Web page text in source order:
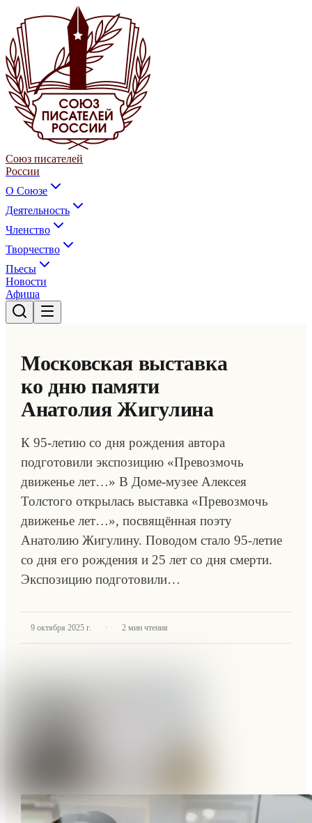
Союз писателей
России
О Союзе
Деятельность
Членство
Творчество
Пьесы
Новости
Афиша
Московская выставка
ко дню памяти
Анатолия Жигулина
К 95-летию со дня рождения автора
подготовили экспозицию «Превозмочь
движенье лет…» В Доме-музее Алексея
Толстого открылась выставка «Превозмочь
движенье лет…», посвящённая поэту
Анатолию Жигулину. Поводом стало 95-летие
со дня его рождения и 25 лет со дня смерти.
Экспозицию подготовили…
9 октября 2025 г. · 2 мин чтения